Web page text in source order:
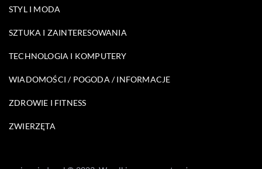
STYL I MODA
SZTUKA I ZAINTERESOWANIA
TECHNOLOGIA I KOMPUTERY
WIADOMOŚCI / POGODA / INFORMACJE
ZDROWIE I FITNESS
ZWIERZĘTA